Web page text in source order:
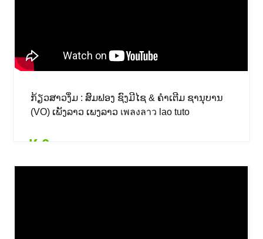
ກ້ຽວສາວງຶ່ມ : ສົມຟອງ ຊົງມີໄຊ & ຄຳເຕີມ ຊານຸບານ
(VO) ເພັງລາວ ເພງລາວ เพลงลาว lao tuto
₭ 0
Details Add to card